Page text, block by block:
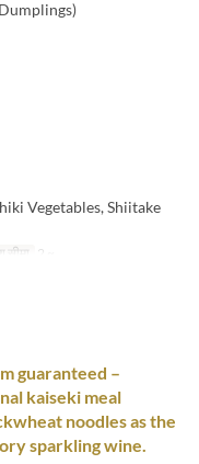
Vegetables, Shiitake
सीमा 2 ~
guaranteed –
kaiseki meal
noodles as the
sparkling wine.